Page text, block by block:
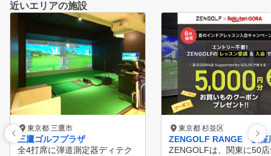
近いエリアの施設
東京都 三鷹市
三鷹ゴルフプラザ
全4打席に弾道測定器ディテク
東京都 杉並区
ZENGOLF RANGE 荻窪
ZENGOLFは、関東に50